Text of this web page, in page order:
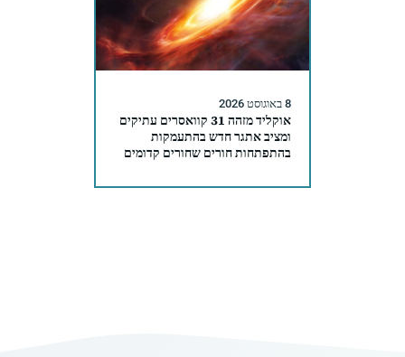
8 באוגוסט 2026
אוקליד מזהה 31 קוואסרים עתיקים
ומציב אתגר חדש בהתעמקות
בהתפתחות חורים שחורים קדומים